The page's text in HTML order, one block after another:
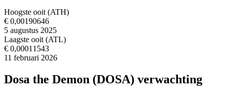
Hoogste ooit (ATH)
€ 0,00190646
5 augustus 2025
Laagste ooit (ATL)
€ 0,00011543
11 februari 2026
Dosa the Demon (DOSA) verwachting